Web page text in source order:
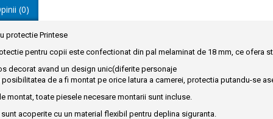
(0)
protectie Printese
pentru copii este confectionat din pal melaminat de 18 mm, ce ofera
decorat avand un design unic(diferite personaje
de a fi montat pe orice latura a camerei, protectia putandu-se
montat, toate piesele necesare montarii sunt incluse.
acoperite cu un material flexibil pentru deplina siguranta.